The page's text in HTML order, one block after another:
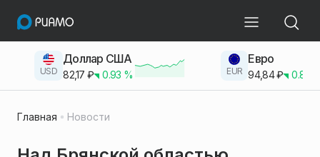
USD
Доллар США
82,17 ₽ 0.93 % EUR
Евро
94,84₽ 0.83
Главная Новости